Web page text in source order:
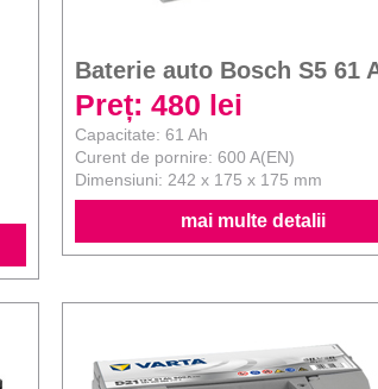
Baterie auto Bosch S5 61
Preț: 480 lei
Capacitate: 61 Ah
Curent de pornire: 600 A(EN)
Dimensiuni: 242 x 175 x 175 mm
mai multe detalii